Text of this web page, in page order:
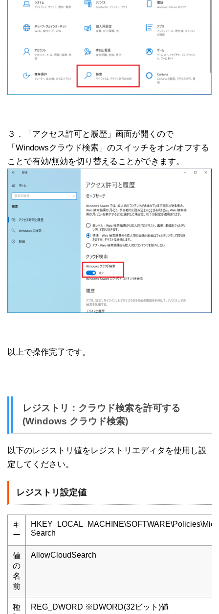
３．「アクセス許可と履歴」画面が開くので
「Windowsクラウド検索」のスイッチをオン/オフする
ことで有効/無効を切り替えることができます。
以上で操作完了です。
レジストリ：クラウド検索を許可する
(Windows クラウド検索)
以下のレジストリ値をレジストリエディタを使用し設
定してください。
レジストリ設定値
キ
ー
Search
値
の
名
前
AllowCloudSearch
種
REG_DWORD ※DWORD(32ビット)値